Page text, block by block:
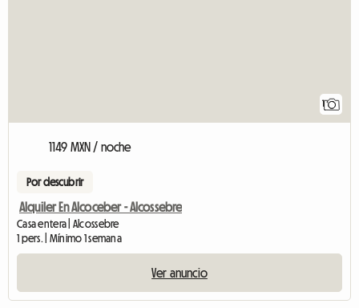
1
1149 MXN / noche
Por descubrir
Alquiler En Alcoceber - Alcossebre
Casa entera | Alcossebre
1 pers. | Mínimo 1 semana
Ver anuncio